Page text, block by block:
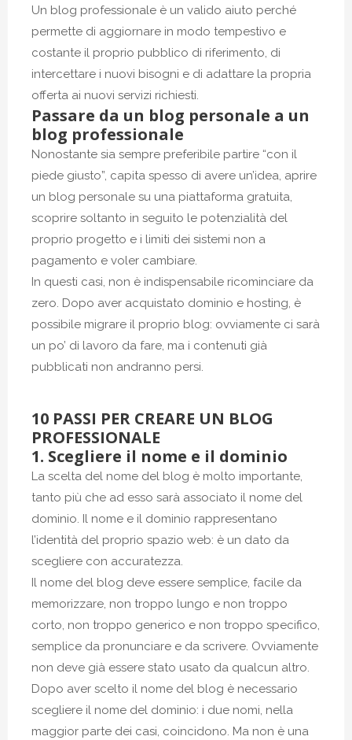
Un blog professionale è un valido aiuto perché
permette di aggiornare in modo tempestivo e
costante il proprio pubblico di riferimento, di
intercettare i nuovi bisogni e di adattare la propria
offerta ai nuovi servizi richiesti.
Passare da un blog personale a un
blog professionale
Nonostante sia sempre preferibile partire “con il
piede giusto”, capita spesso di avere un’idea, aprire
un blog personale su una piattaforma gratuita,
scoprire soltanto in seguito le potenzialità del
proprio progetto e i limiti dei sistemi non a
pagamento e voler cambiare.
In questi casi, non è indispensabile ricominciare da
zero. Dopo aver acquistato dominio e hosting, è
possibile migrare il proprio blog: ovviamente ci sarà
un po’ di lavoro da fare, ma i contenuti già
pubblicati non andranno persi.
10 PASSI PER CREARE UN BLOG
PROFESSIONALE
1. Scegliere il nome e il dominio
La scelta del nome del blog è molto importante,
tanto più che ad esso sarà associato il nome del
dominio. Il nome e il dominio rappresentano
l’identità del proprio spazio web: è un dato da
scegliere con accuratezza.
Il nome del blog deve essere semplice, facile da
memorizzare, non troppo lungo e non troppo
corto, non troppo generico e non troppo specifico,
semplice da pronunciare e da scrivere. Ovviamente
non deve già essere stato usato da qualcun altro.
Dopo aver scelto il nome del blog è necessario
scegliere il nome del dominio: i due nomi, nella
maggior parte dei casi, coincidono. Ma non è una